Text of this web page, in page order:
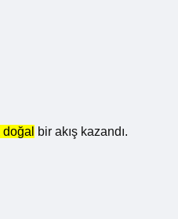
bir akış kazandı.